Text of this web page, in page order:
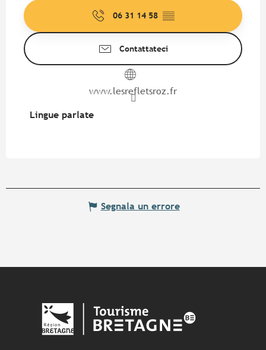
06 31 14 58 ▒▒
Contattateci
www.lesrefletsroz.fr
Lingue parlate
Lingue parlate
Segnala un errore